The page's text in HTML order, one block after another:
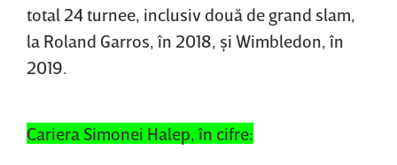
total 24 turnee, inclusiv două de grand slam,
la Roland Garros, în 2018, şi Wimbledon, în
2019.
Cariera Simonei Halep, în cifre: